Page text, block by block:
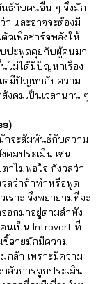
ธ์กับคนอื่น ๆ จึงมัก
และอาจจะต้องมี
วเพื่อชาร์จพลังให้
ปะพูดคุยกับผู้คนมา
ไม่ได้มีปัญหาเรื่อง
ต่มีปัญหากับความ
งคมเป็นเวลานาน ๆ
คมประเมิน เช่น
าไม่พอใจ กังวลว่า
ลว่าถ้าทำหรือพูด
ราะ จึงพยายามที่จะ
อกมาอยู่ตามลำพัง
นเป็น Introvert ที่
อายมักมีความ
กล้า เพราะมีความ
ลัวการถูกประเมิน